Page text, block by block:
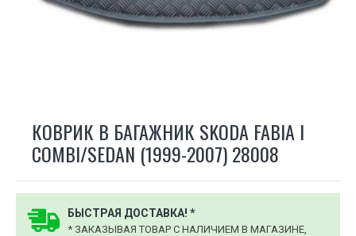
КОВРИК В БАГАЖНИК SKODA FABIA I
COMBI/SEDAN (1999-2007) 28008
БЫСТРАЯ ДОСТАВКА! *
* ЗАКАЗЫВАЯ ТОВАР С НАЛИЧИЕМ В МАГАЗИНЕ,